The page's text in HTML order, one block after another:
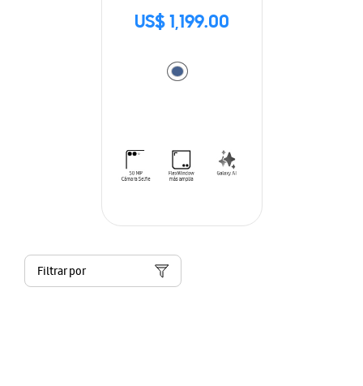
US$ 1,199.00
Filtrar por